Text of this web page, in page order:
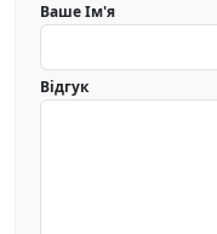
Ваше Ім'я
Відгук